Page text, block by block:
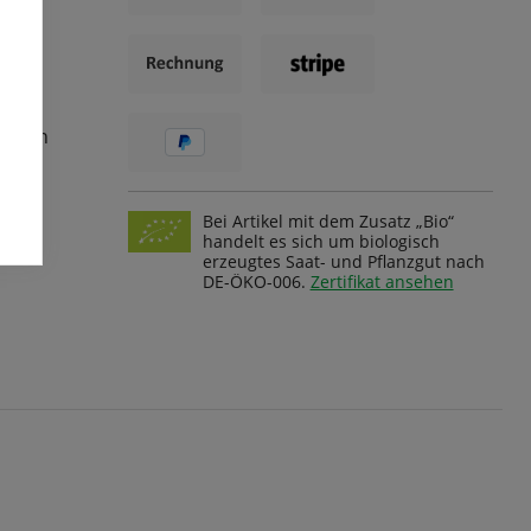
Bei Artikel mit dem Zusatz „Bio“
handelt es sich um biologisch
erzeugtes Saat- und Pflanzgut nach
DE-ÖKO-006. Zertifikat ansehen